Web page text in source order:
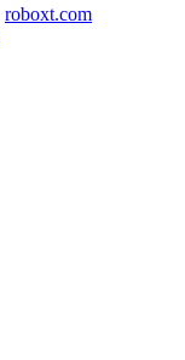
roboxt.com